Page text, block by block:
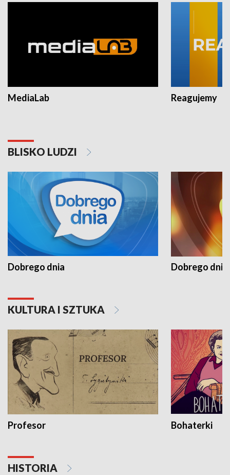
MediaLab Reagujemy
BLISKO LUDZI
Dobrego dnia Dobrego dnia
KULTURA I SZTUKA
Profesor Bohaterki
HISTORIA